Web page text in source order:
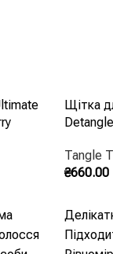
Щітка
Tangle
₴660.00